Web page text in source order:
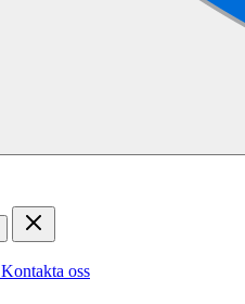
Kontakta oss